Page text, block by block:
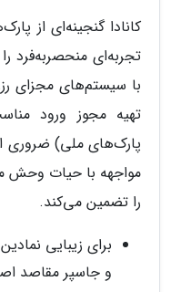
کانادا گنجینه‌ای از
تجربه‌ای منحصربه‌فرد
با سیستم‌های مجزای
پارک‌های ملی) ضروری
مواجهه با حیات
را تضمین می‌کند.
برای زیبایی
و جاسپر مقاصد